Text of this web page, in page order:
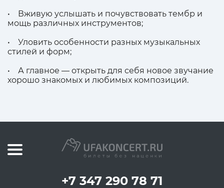
• Вживую услышать и почувствовать тембр и
мощь различных инструментов;
• Уловить особенности разных музыкальных
стилей и форм;
• А главное — открыть для себя новое звучание
хорошо знакомых и любимых композиций.
+7 347 290 78 71